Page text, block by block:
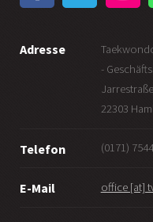
Adresse
-
22303
Telefon (0171)
E-Mail office [at]